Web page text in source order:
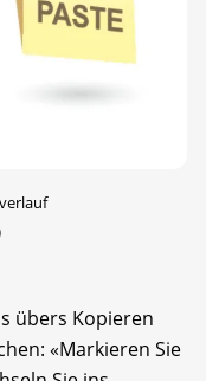
übers Kopieren
«Markieren Sie